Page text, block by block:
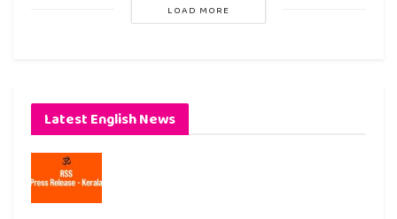
LOAD MORE
Latest English News